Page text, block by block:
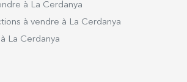
à La Cerdanya
à vendre à La Cerdanya
La Cerdanya